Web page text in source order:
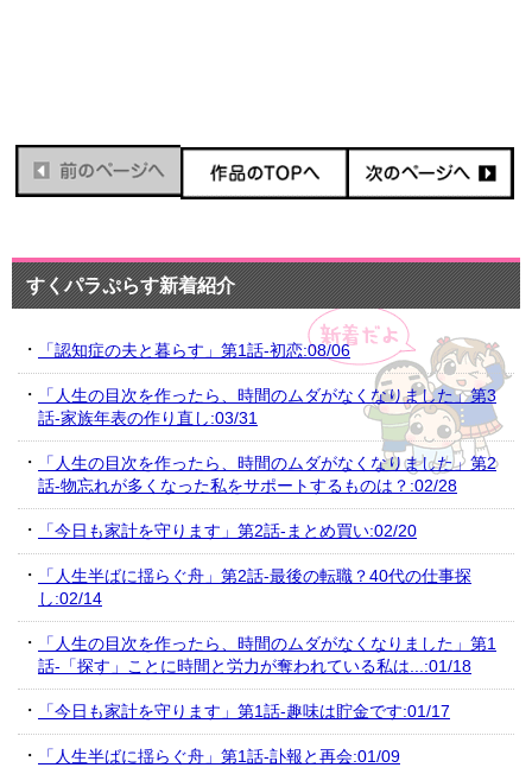
すくパラぷらす新着紹介
「認知症の夫と暮らす」第1話-初恋:08/06
「人生の目次を作ったら、時間のムダがなくなりました」第3
話-家族年表の作り直し:03/31
「人生の目次を作ったら、時間のムダがなくなりました」第2
話-物忘れが多くなった私をサポートするものは？:02/28
「今日も家計を守ります」第2話-まとめ買い:02/20
「人生半ばに揺らぐ舟」第2話-最後の転職？40代の仕事探
し:02/14
「人生の目次を作ったら、時間のムダがなくなりました」第1
話-「探す」ことに時間と労力が奪われている私は...:01/18
「今日も家計を守ります」第1話-趣味は貯金です:01/17
「人生半ばに揺らぐ舟」第1話-訃報と再会:01/09